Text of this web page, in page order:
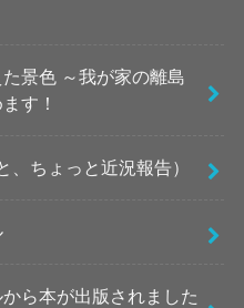
景色 ～我が家の離島
す！
ちょっと近況報告）
ら本が出版されました